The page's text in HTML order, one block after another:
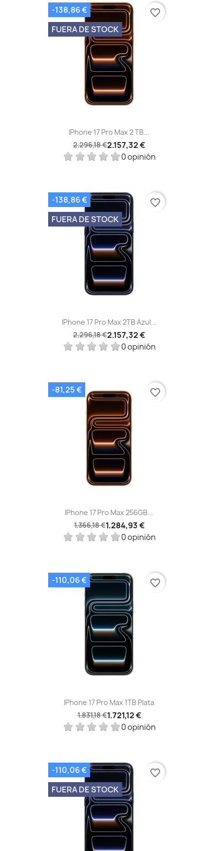
IPhone 17 Pro Max 2 TB...
2.296,18 €2.157,32 €
0 opinión
-138,86 €
FUERA DE STOCK
favorite_border
IPhone 17 Pro Max 2TB Azul...
2.296,18 €2.157,32 €
0 opinión
-138,86 €
FUERA DE STOCK
favorite_border
IPhone 17 Pro Max 256GB...
1.366,18 €1.284,93 €
0 opinión
-81,25 € favorite_border
IPhone 17 Pro Max 1TB Plata
1.831,18 €1.721,12 €
0 opinión
-110,06 € favorite_border
-110,06 €
FUERA DE STOCK
favorite_border